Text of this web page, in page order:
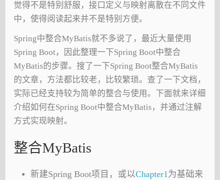
觉得不是特别舒服，接口定义与映射离散在不同文件
中，使得阅读起来并不是特别方便。
Spring中整合MyBatis就不多说了，最近大量使用
Spring Boot，因此整理一下Spring Boot中整合
MyBatis的步骤。搜了一下Spring Boot整合MyBatis
的文章，方法都比较老，比较繁琐。查了一下文档，
实际已经支持较为简单的整合与使用。下面就来详细
介绍如何在Spring Boot中整合MyBatis，并通过注解
方式实现映射。
整合MyBatis
新建Spring Boot项目，或以Chapter1为基础来